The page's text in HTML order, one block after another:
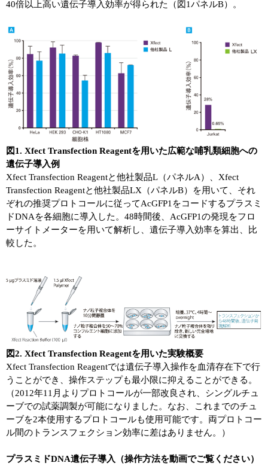
40倍以上高い遺伝子導入効率が得られた（図1パネルB）。
図1. Xfect Transfection Reagentを用いた広範な哺乳類細胞への
遺伝子導入例
Xfect Transfection Reagentと他社製品L（パネルA）、Xfect
Transfection Reagentと他社製品LX（パネルB）を用いて、それ
ぞれの推奨プロトコールに従ってAcGFP1をコードするプラスミ
ドDNAを各細胞に導入した。48時間後、AcGFP1の発現をフロ
ーサイトメーターを用いて解析し、遺伝子導入効率を算出、比
較した。
図2. Xfect Transfection Reagentを用いた実験概要
Xfect Transfection Reagentでは遺伝子導入操作を血清存在下で行
うことができ、操作ステップも最小限に抑えることができる。
（2012年11月よりプロトコールが一部改良され、シングルチュ
ーブでの試薬調製が可能になりました。なお、これまでのチュ
ーブを2本使用するプロトコールも使用可能です。両プロトコー
ル間のトランスフェクション効率に差はありません。）
プラスミドDNA遺伝子導入（操作方法を動画でご覧ください）